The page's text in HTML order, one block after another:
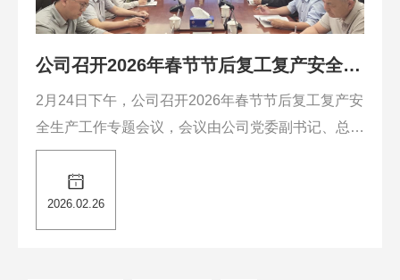
公司召开2026年春节节后复工复产安全生
产工作专题会议
2月24日下午，公司召开2026年春节节后复工复产安
全生产工作专题会议，会议由公司党委副书记、总经
理邢路主持，公司领导班子、高管，各部门、分队、
分公司、子公司主要负责人及安委会成员参加了会
议。......
2026.02.26